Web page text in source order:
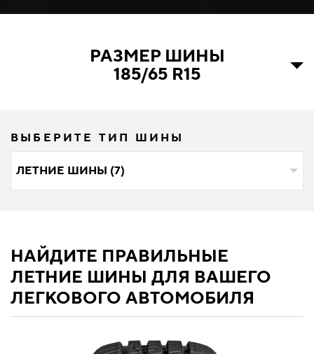
РАЗМЕР ШИНЫ
185/65 R15
ВЫБЕРИТЕ ТИП ШИНЫ
ЛЕТНИЕ ШИНЫ (7)
НАЙДИТЕ ПРАВИЛЬНЫЕ
ЛЕТНИЕ ШИНЫ ДЛЯ ВАШЕГО
ЛЕГКОВОГО АВТОМОБИЛЯ